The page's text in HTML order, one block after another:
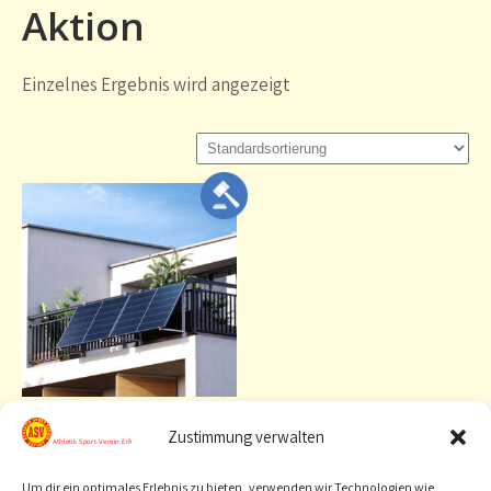
Zustimmung verwalten
Um dir ein optimales Erlebnis zu bieten, verwenden wir Technologien wie
Aktion
Einzelnes Ergebnis wird angezeigt
Solaranlage –
Balkonkraftwerk